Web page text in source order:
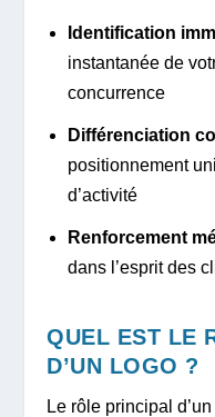
Identification
instantanée de
concurrence
Différenciation
positionnement
d’activité
Renforcement
dans l’esprit des
QUEL EST LE
D’UN LOGO ?
Le rôle principal